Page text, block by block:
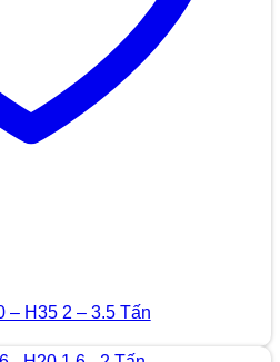
– H35 2 – 3.5 Tấn